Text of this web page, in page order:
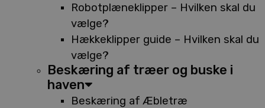
Robotplæneklipper – Hvilken skal du
vælge?
Hækkeklipper guide – Hvilken skal du
vælge?
Beskæring af træer og buske i
haven
Beskæring af Æbletræ